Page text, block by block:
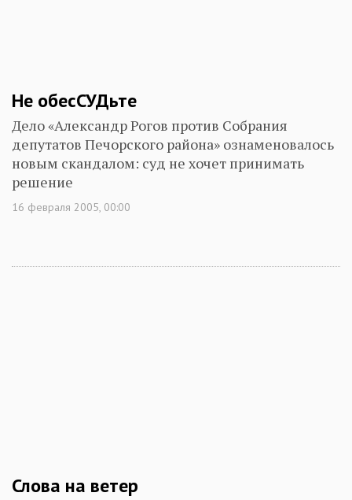
Не обесСУДьте
Дело «Александр Рогов против Собрания
депутатов Печорского района» ознаменовалось
новым скандалом: суд не хочет принимать
решение
16 февраля 2005, 00:00
Слова на ветер